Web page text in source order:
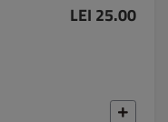
LEI 25.00